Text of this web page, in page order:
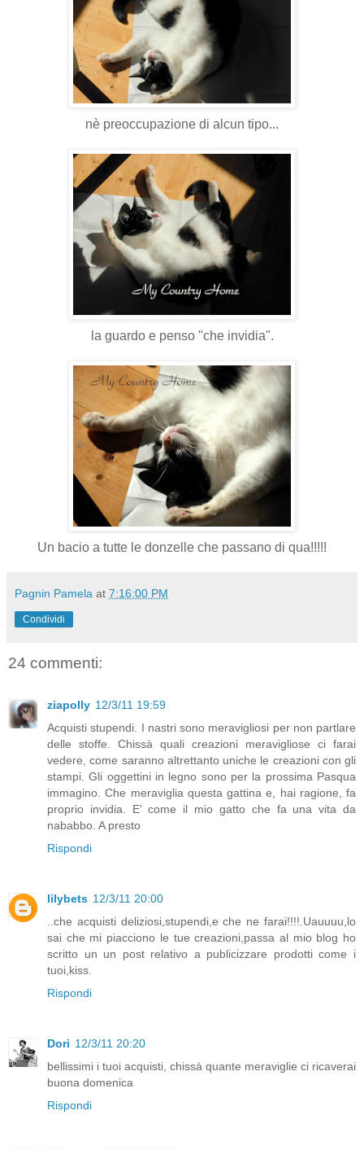
nè preoccupazione di alcun tipo...
la guardo e penso "che invidia".
Un bacio a tutte le donzelle che passano di qua!!!!!
Pagnin Pamela at 7:16:00 PM
Condividi
24 commenti:
ziapolly 12/3/11 19:59
Acquisti stupendi. I nastri sono meravigliosi per non partlare
delle stoffe. Chissà quali creazioni meravigliose ci farai
vedere, come saranno altrettanto uniche le creazioni con gli
stampi. Gli oggettini in legno sono per la prossima Pasqua
immagino. Che meraviglia questa gattina e, hai ragione, fa
proprio invidia. E' come il mio gatto che fa una vita da
nababbo. A presto
Rispondi
lilybets 12/3/11 20:00
..che acquisti deliziosi,stupendi,e che ne farai!!!!.Uauuuu,lo
sai che mi piacciono le tue creazioni,passa al mio blog ho
scritto un un post relativo a publicizzare prodotti come i
tuoi,kiss.
Rispondi
Dori 12/3/11 20:20
bellissimi i tuoi acquisti, chissà quante meraviglie ci ricaverai
buona domenica
Rispondi